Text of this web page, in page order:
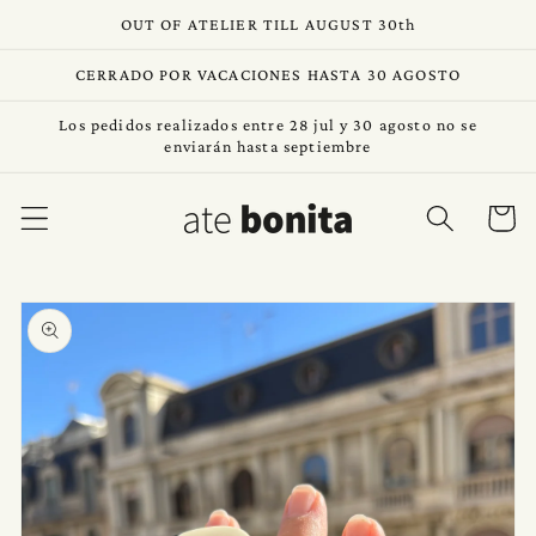
directamenteOUT OF ATELIER TILL AUGUST 30th
CERRADO POR VACACIONES HASTA 30 AGOSTO
Los pedidos realizados entre 28 jul y 30 agosto no se
enviarán hasta septiembre
Carrito
directamente
a la
información
del producto